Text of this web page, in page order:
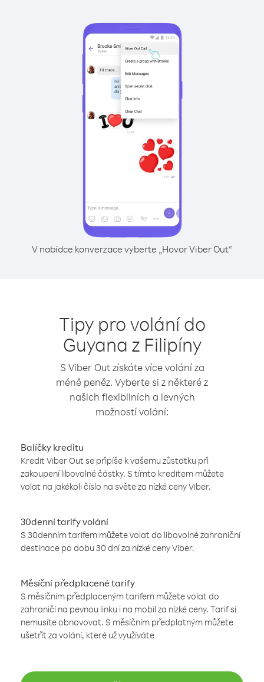
V nabídce konverzace vyberte „Hovor Viber Out“
Tipy pro volání do
Guyana z Filipíny
S Viber Out získáte více volání za
méně peněz. Vyberte si z některé z
našich flexibilních a levných
možností volání:
Balíčky kreditu
Kredit Viber Out se připíše k vašemu zůstatku při
zakoupení libovolné částky. S tímto kreditem můžete
volat na jakékoli číslo na světe za nízké ceny Viber.
30denní tarify volání
S 30denním tarifem můžete volat do libovolné zahraniční
destinace po dobu 30 dní za nízké ceny Viber.
Měsíční předplacené tarify
S měsíčním předplaceným tarifem můžete volat do
zahraničí na pevnou linku i na mobil za nízké ceny. Tarif si
nemusíte obnovovat. S měsíčním předplatným můžete
ušetřit za volání, které už využíváte